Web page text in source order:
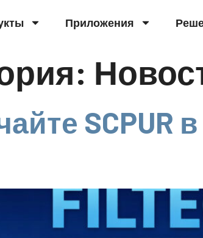
Приложения
SCPUR